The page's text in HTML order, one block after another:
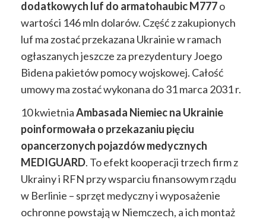
dodatkowych luf do armatohaubic M777o
wartości 146 mln dolarów. Część z zakupionych
luf ma zostać przekazana Ukrainie w ramach
ogłaszanych jeszcze za prezydentury Joego
Bidena pakietów pomocy wojskowej. Całość
umowy ma zostać wykonana do 31 marca 2031 r.
10 kwietniaAmbasada Niemiec na Ukrainie
poinformowała o przekazaniu pięciu
opancerzonych pojazdów medycznych
MEDIGUARD. To efekt kooperacji trzech firm z
Ukrainy i RFN przy wsparciu finansowym rządu
w Berlinie – sprzęt medyczny i wyposażenie
ochronne powstają w Niemczech, a ich montaż